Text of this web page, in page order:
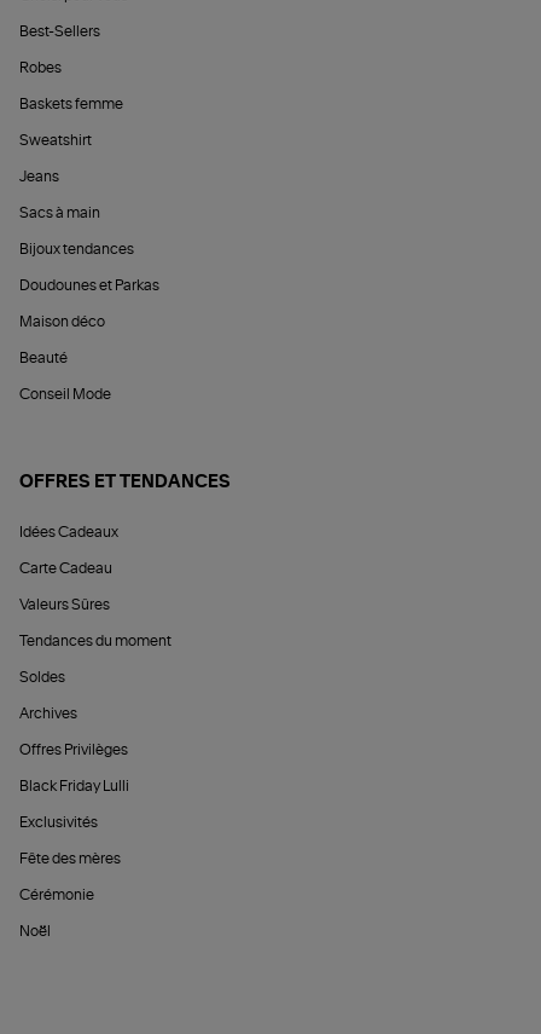
Best-Sellers
Robes
Baskets femme
Sweatshirt
Jeans
Sacs à main
Bijoux tendances
Doudounes et Parkas
Maison déco
Beauté
Conseil Mode
OFFRES ET TENDANCES
Idées Cadeaux
Carte Cadeau
Valeurs Sûres
Tendances du moment
Soldes
Archives
Offres Privilèges
Black Friday Lulli
Exclusivités
Fête des mères
Cérémonie
Noël